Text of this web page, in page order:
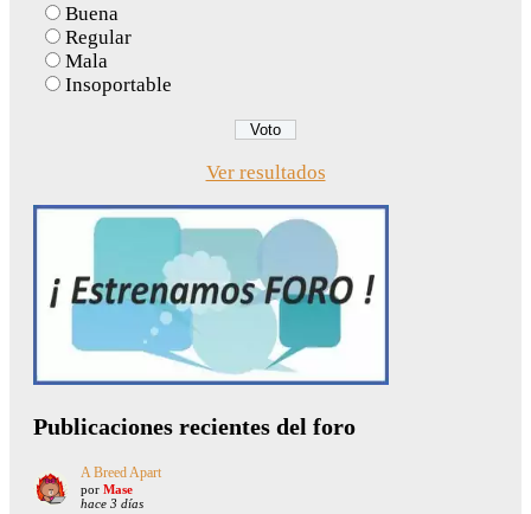
Buena
Regular
Mala
Insoportable
Ver resultados
Publicaciones recientes del foro
A Breed Apart
por Mase
hace 3 días